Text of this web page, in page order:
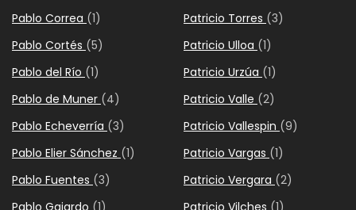
Pablo Correa (1)
Pablo Cortés (5)
Pablo del Río (1)
Pablo de Muner (4)
Pablo Echeverría (3)
Pablo Elier Sánchez (1)
Pablo Fuentes (3)
Pablo Gajardo (1)
Patricio Torres (3)
Patricio Ulloa (1)
Patricio Urzúa (1)
Patricio Valle (2)
Patricio Vallespin (9)
Patricio Vargas (1)
Patricio Vergara (2)
Patricio Vilches (1)